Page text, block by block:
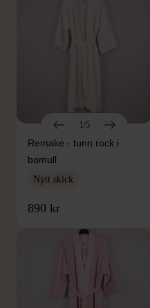
1/5
Remake - tunn rock i
bomull
Nytt skick
890 kr